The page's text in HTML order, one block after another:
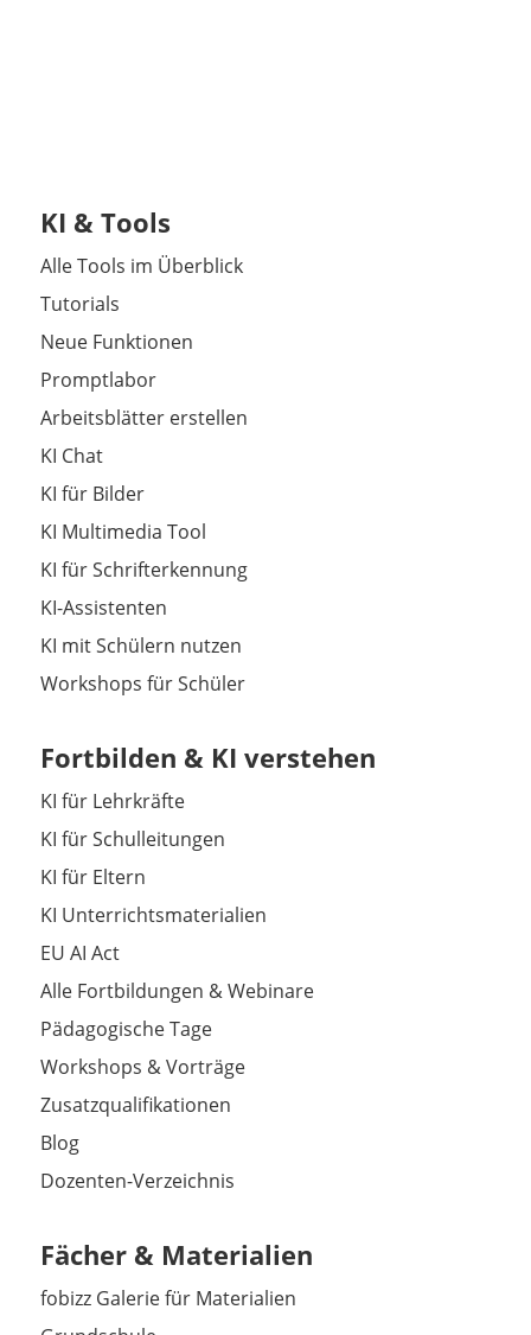
KI & Tools
Alle Tools im Überblick
Tutorials
Neue Funktionen
Promptlabor
Arbeitsblätter erstellen
KI Chat
KI für Bilder
KI Multimedia Tool
KI für Schrifterkennung
KI-Assistenten
KI mit Schülern nutzen
Workshops für Schüler
Fortbilden & KI verstehen
KI für Lehrkräfte
KI für Schulleitungen
KI für Eltern
KI Unterrichtsmaterialien
EU AI Act
Alle Fortbildungen & Webinare
Pädagogische Tage
Workshops & Vorträge
Zusatzqualifikationen
Blog
Dozenten-Verzeichnis
Fächer & Materialien
fobizz Galerie für Materialien